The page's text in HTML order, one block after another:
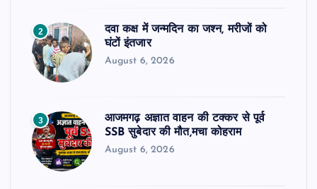
2
दवा कक्ष में जन्मदिन का जश्न, मरीजों को
घंटों इंतजार
August 6, 2026
3
आजमगढ़ अज्ञात वाहन की टक्कर से पूर्व
SSB सुबेदार की मौत,मचा कोहराम
August 6, 2026